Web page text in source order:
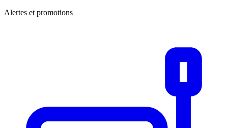
Alertes et promotions